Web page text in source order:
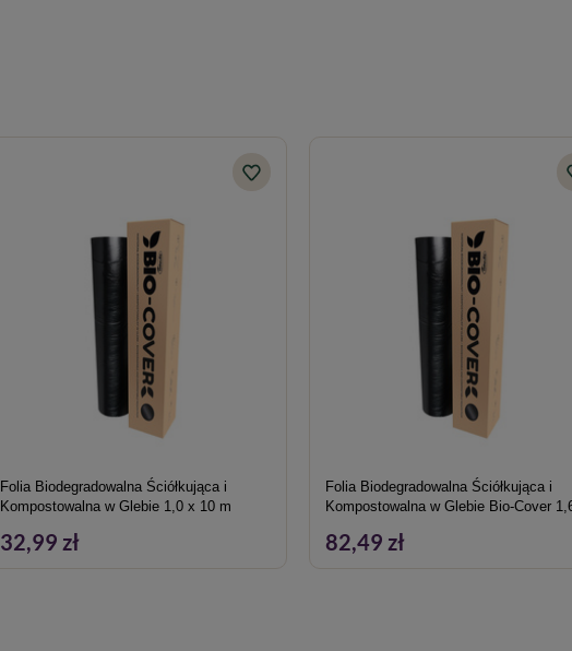
Folia Biodegradowalna Ściółkująca i
Kompostowalna w Glebie 1,0 x 10 m
32,99 zł
Folia Biodegradowalna Ściółkująca i
Kompostowalna w Glebie Bio-Cover
82,49 zł